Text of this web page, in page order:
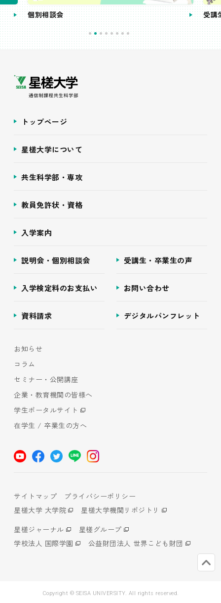
個別相談会 受講
トップページ
星槎大学について
共生科学部・専攻
教員免許状・資格
入学案内
説明会・個別相談会 受講生・卒業生の声
入学検定料のお支払い お問い合わせ
資料請求 デジタルパンフレット
お知らせ
コラム
セミナー・公開講座
企業・教育機関の皆様へ
学生ポータルサイト
在学生 / 卒業生の方へ
サイトマップ
プライバシーポリシー
星槎大学 大学院
星槎大学機関リポジトリ
星槎ジャーナル
星槎グループ
学校法人 国際学園
公益財団法人 世界こども財団
Copyright © SEISA UNIVERSITY. All rights reserved.